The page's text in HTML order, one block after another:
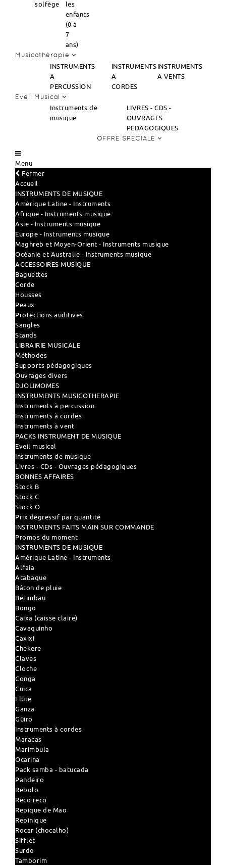
solfège
les
enfants
(0 à
7
ans)
Musicothérapie
INSTRUMENTS
A
PERCUSSION
INSTRUMENTS
A
CORDES
INSTRUMENTS
A VENTS
Eveil Musical
Instruments de
musique
LIVRES - CDS -
OUVRAGES
PEDAGOGIQUES
OFFRE SPECIALE
Menu
Fermer
Accueil
INSTRUMENTS DE MUSIQUE
Amérique Latine - Instruments
Afrique - Instruments musique
Asie - Instruments musique
Europe - Instruments musique
Maghreb et Moyen-Orient - Instruments musique
Océanie et Australie - Instruments musique
ACCESSOIRES MUSIQUE
Baguettes
Corde
Housses
Peaux
Protections auditives
Sangles
Stands
LIBRAIRIE MUSICALE
Méthodes
Supports pédagogiques
Ouvrages divers
DJOLIMOMES
INSTRUMENTS MUSICOTHERAPIE
Instruments à percussion
Instruments à cordes
Instruments à vent
PACKS INSTRUMENT DE MUSIQUE
Eveil musical
Instruments de musique
Livres - CDs - Ouvrages pédagogiques
BONNES AFFAIRES
Stock B
Stock C
Stock O
Prix dégressif par quantité
INSTRUMENTS FAITS MAIN SUR COMMANDE
Promos du moment
INSTRUMENTS DE MUSIQUE
Amérique Latine - Instruments
Alfaia
Atabaque
Bâton de pluie
Berimbau
Bongo
Caixa (caisse claire)
Cavaquinho
Caxixi
Chekere
Claves
Cloche
Conga
Cuica
Flûte
Ganza
Güiro
Instruments à cordes
Maracas
Marimbula
Ocarina
Pack samba - batucada
Pandeiro
Rebolo
Reco reco
Repique de Mao
Repinique
Rocar (chocalho)
Sifflet
Surdo
Tamborim